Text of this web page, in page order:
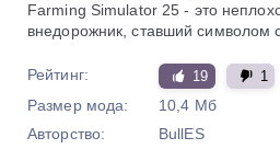
Farming Simulator 25 - это
внедорожник, ставший символом
Рейтинг: 19 1
Размер мода:
10,4 Мб
Авторство:
BullES